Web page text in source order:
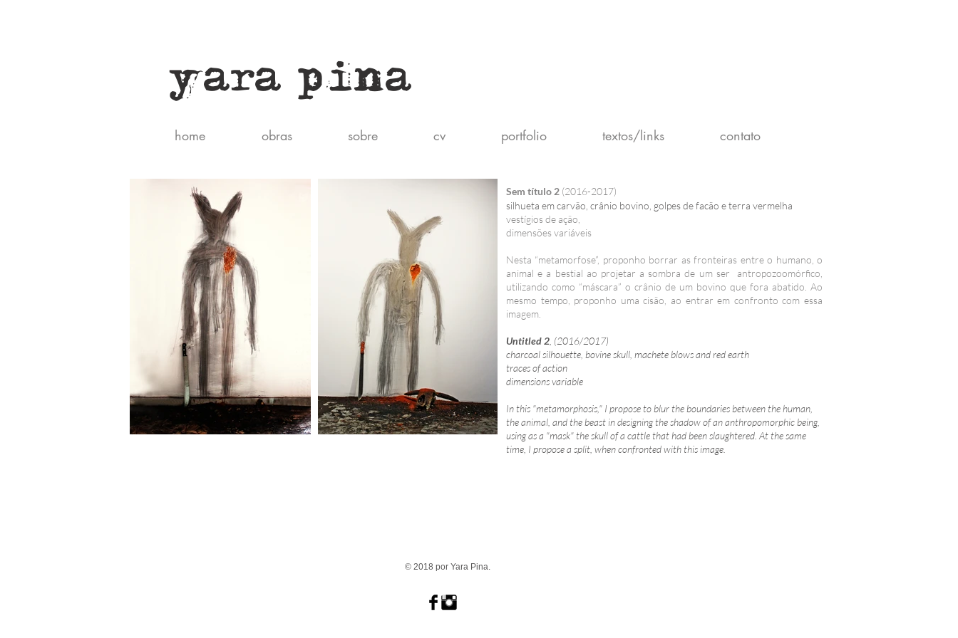
yara pina
home obras sobre cv portfolio textos/links contato
Sem título 2 (2016-2017)
silhueta em carvão, crânio bovino, golpes de facão e terra vermelha
vestígios de ação,
dimensões variáveis
Nesta “metamorfose”, proponho borrar as fronteiras entre o humano, o
animal e a bestial ao projetar a sombra de um ser antropozoomórfico,
utilizando como “máscara” o crânio de um bovino que fora abatido. Ao
mesmo tempo, proponho uma cisão, ao entrar em confronto com essa
imagem.
Untitled 2 , (2016/2017)
charcoal silhouette, bovine skull, machete blows and red earth
traces of action
dimensions variable
In this "metamorphosis," I propose to blur the boundaries between the human,
the animal, and the beast in designing the shadow of an anthropomorphic being,
using as a "mask" the skull of a cattle that had been slaughtered. At the same
time, I propose a split, when confronted with this image.
© 2018 por Yara Pina.